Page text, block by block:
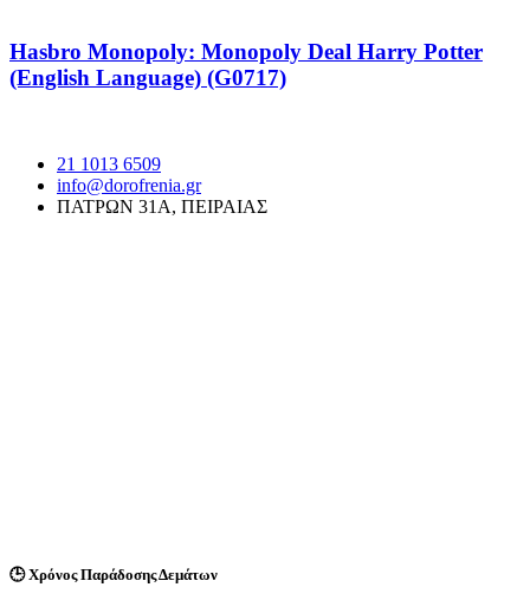
Hasbro Monopoly: Monopoly Deal Harry Potter
(English Language) (G0717)
21 1013 6509
info@dorofrenia.gr
ΠΑΤΡΩΝ 31Α, ΠΕΙΡΑΙΑΣ
🕒Χρόνος Παράδοσης Δεμάτων